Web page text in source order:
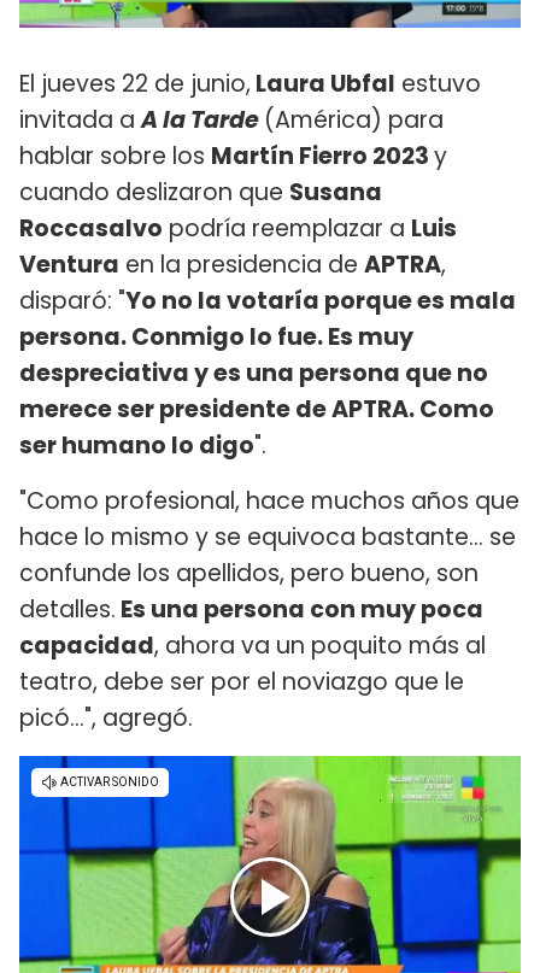
El jueves 22 de junio, Laura Ubfal estuvo
invitada aA la Tarde (América) para
hablar sobre los Martín Fierro 2023y
cuando deslizaron que Susana
Roccasalvo podría reemplazar a Luis
Ventura en la presidencia de APTRA,
disparó: "Yo no la votaría porque es mala
persona. Conmigo lo fue. Es muy
despreciativa y es una persona que no
merece ser presidente de APTRA. Como
ser humano lo digo".
"Como profesional, hace muchos años que
hace lo mismo y se equivoca bastante... se
confunde los apellidos, pero bueno, son
detalles. Es una persona con muy poca
capacidad, ahora va un poquito más al
teatro, debe ser por el noviazgo que le
picó...", agregó.